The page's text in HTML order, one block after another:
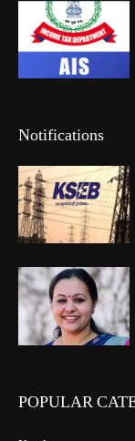
Notifications
POPULAR